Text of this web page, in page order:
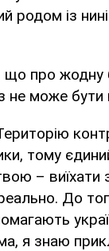
родом із
що про жодну
не може бути
тому
– виїхати
До
я знаю